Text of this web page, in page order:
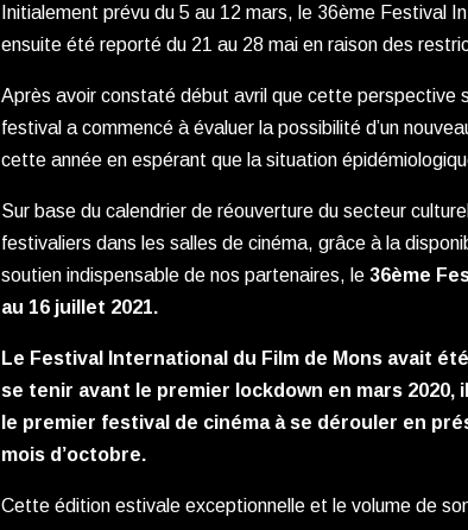
Initialement prévu du 5 au 12 mars, le 36ème Festival
ensuite été reporté du 21 au 28 mai en raison des
Après avoir constaté début avril que cette perspective
festival a commencé à évaluer la possibilité d’un
cette année en espérant que la situation
Sur base du calendrier de réouverture du secteur
festivaliers dans les salles de cinéma, grâce à la
soutien indispensable de nos partenaires, le 36ème
au 16 juillet 2021.
Le Festival International du Film de Mons avait
se tenir avant le premier lockdown en mars 2020,
le premier festival de cinéma à se dérouler en
mois d’octobre.
Cette édition estivale exceptionnelle et le volume de